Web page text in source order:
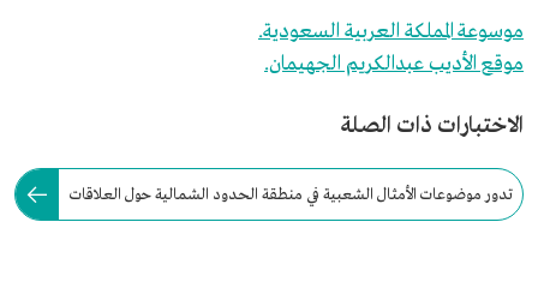
موسوعة المملكة العربية السعودية.
موقع الأديب عبدالكريم الجهيمان.
الاختبارات ذات الصلة
تدور موضوعات الأمثال الشعبية في منطقة الحدود الشمالية حول العلاقات